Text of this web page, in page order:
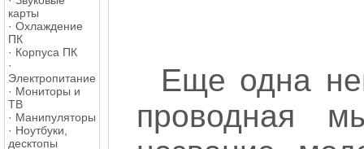
карты
· Охлаждение
ПК
· Корпуса ПК
·
Электропитание
· Мониторы и
ТВ
· Манипуляторы
· Ноутбуки,
десктопы
Еще одна
проводная